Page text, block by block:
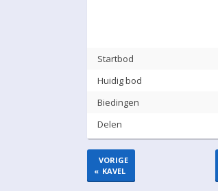
Startbod
Huidig bod
Biedingen
Delen
«
VORIGE
KAVEL